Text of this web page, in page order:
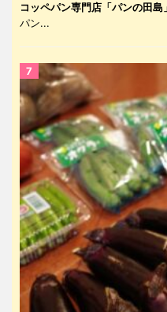
コッペパン専門店「パンの田島」
パン...